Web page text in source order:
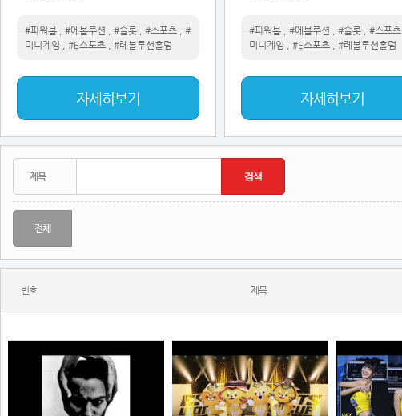
#파워볼 #에볼루션 #슬롯 #스포츠
#
미니게임
#E스포츠 #레볼루션홀덤
자세히보기
#파워볼 #에볼루션 #슬롯 #스포츠
미니게임
#E스포츠 #레볼루션홀덤
자세히보기
전체
번호 제목